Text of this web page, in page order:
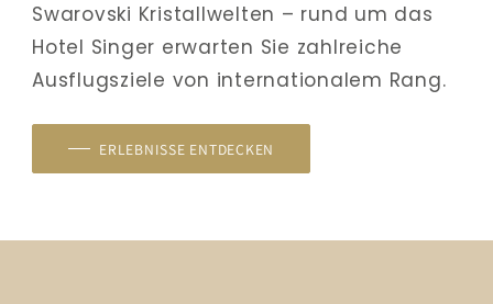
Swarovski Kristallwelten – rund um das
Hotel Singer erwarten Sie zahlreiche
Ausflugsziele von internationalem Rang.
ERLEBNISSE ENTDECKEN